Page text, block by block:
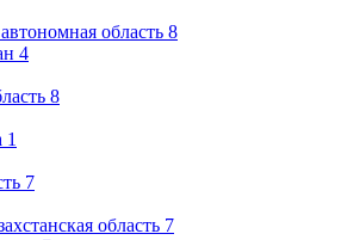
область 8
4
8
1
7
область 7